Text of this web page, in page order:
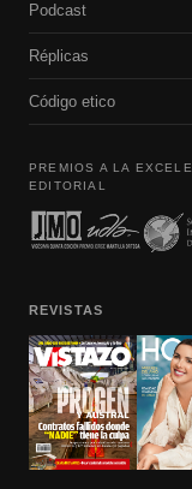
Podcast
Réplicas
Código etico
PREMIOS A LA
EDITORIAL
REVISTAS